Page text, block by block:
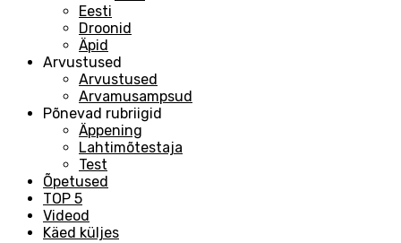
Eesti
Droonid
Äpid
Arvustused
Arvustused
Arvamusampsud
Põnevad rubriigid
Äppening
Lahtimõtestaja
Test
Õpetused
TOP 5
Videod
Käed küljes